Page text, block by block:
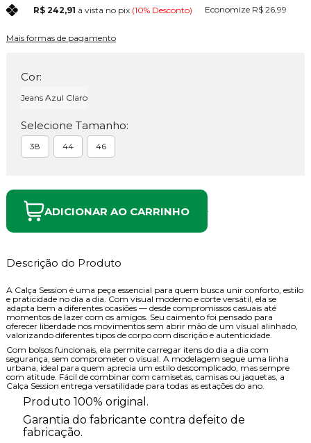
R$ 242,91 à vista no pix (10% Desconto) Economize R$ 26,99
Mais formas de pagamento
Cor:
Jeans Azul Claro
Selecione Tamanho:
38 44 46
ADICIONAR AO CARRINHO
Descrição do Produto
A Calça Session é uma peça essencial para quem busca unir conforto, estilo
e praticidade no dia a dia. Com visual moderno e corte versátil, ela se
adapta bem a diferentes ocasiões — desde compromissos casuais até
momentos de lazer com os amigos. Seu caimento foi pensado para
oferecer liberdade nos movimentos sem abrir mão de um visual alinhado,
valorizando diferentes tipos de corpo com discrição e autenticidade.
Com bolsos funcionais, ela permite carregar itens do dia a dia com
segurança, sem comprometer o visual. A modelagem segue uma linha
urbana, ideal para quem aprecia um estilo descomplicado, mas sempre
com atitude. Fácil de combinar com camisetas, camisas ou jaquetas, a
Calça Session entrega versatilidade para todas as estações do ano.
Produto 100% original.
Garantia do fabricante contra defeito de
fabricação.